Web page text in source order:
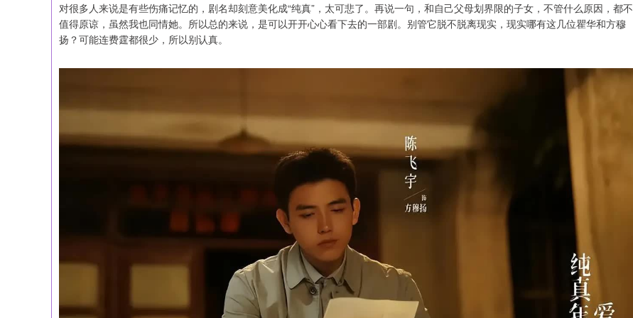
对很多人来说是有些伤痛记忆的，剧名却刻意美化成“纯真”，太可悲了。再说一句，和自己父母划界限的子女，不管什么原因，都不
值得原谅，虽然我也同情她。所以总的来说，是可以开开心心看下去的一部剧。别管它脱不脱离现实，现实哪有这几位瞿华和方穆
扬？可能连费霆都很少，所以别认真。